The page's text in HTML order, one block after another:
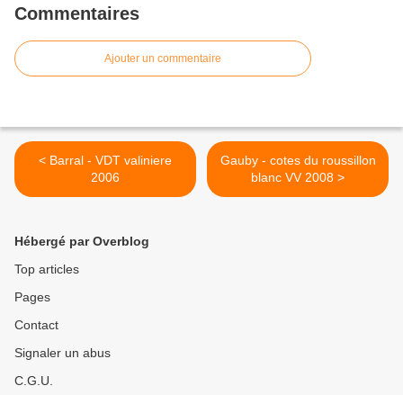
Commentaires
Ajouter un commentaire
< Barral - VDT valiniere
2006
Gauby - cotes du roussillon
blanc VV 2008 >
Hébergé par Overblog
Top articles
Pages
Contact
Signaler un abus
C.G.U.